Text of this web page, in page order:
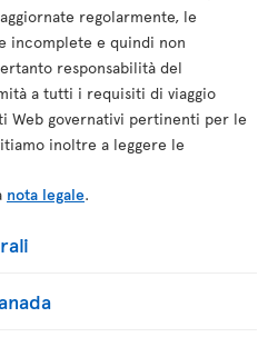
regolarmente, le
incomplete e quindi non
responsabilità del
a tutti i requisiti di viaggio
Web governativi pertinenti per le
inoltre a leggere le
nota legale.